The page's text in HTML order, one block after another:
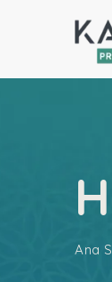
Ana